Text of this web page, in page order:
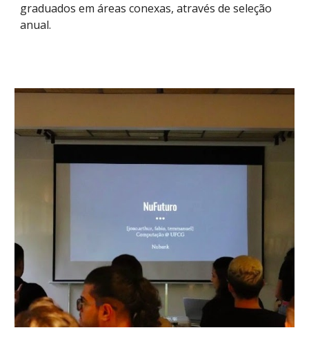
graduados em áreas conexas, através de seleção
anual.